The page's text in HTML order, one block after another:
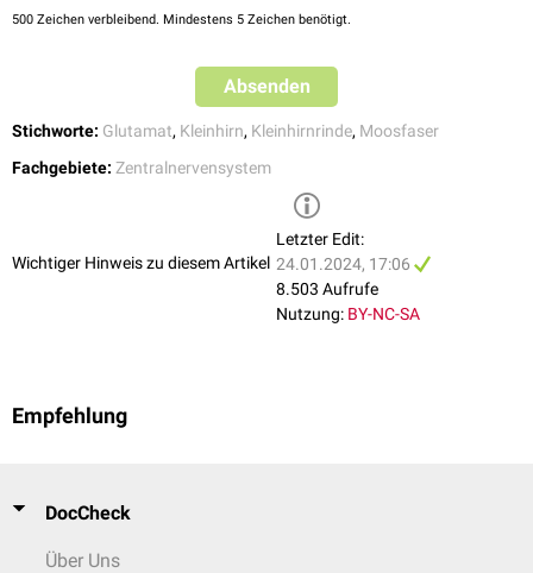
ein perlschnurartiges Aussehen. Diese Varikositäten sind Orte, an denen
durchqueren senkrecht den verzweigten Dendritenbaum einer Purkinje-
Zelle und erregen diese mittelsGlutamat.
500 Zeichen verbleibend. Mindestens 5 Zeichen benötigt.
Absenden
Stichworte: Glutamat, Kleinhirn, Kleinhirnrinde, Moosfaser
Fachgebiete: Zentralnervensystem
Wichtiger Hinweis zu diesem Artikel
Letzter Edit:
24.01.2024, 17:06
8.503 Aufrufe
Nutzung: BY-NC-SA
Empfehlung
DocCheck
Über Uns